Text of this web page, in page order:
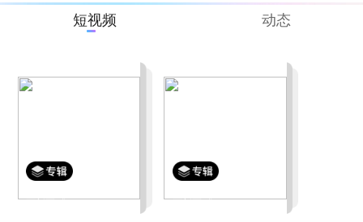
短视频 动态
更新至3集 更新至3集